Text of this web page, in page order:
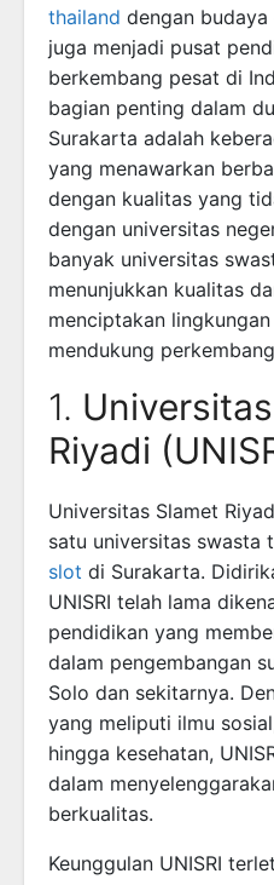
thailand dengan
juga menjadi pusat
berkembang pesat di
bagian penting dalam
Surakarta adalah
yang menawarkan
dengan kualitas yang
dengan universitas
banyak universitas
menunjukkan kualitas
menciptakan
mendukung
1.
Riyadi
Universitas Slamet
satu universitas swasta
slot di Surakarta.
UNISRI telah lama
pendidikan yang
dalam pengembangan
Solo dan sekitarnya.
yang meliputi ilmu
hingga kesehatan,
dalam
berkualitas.
Keunggulan UNISRI